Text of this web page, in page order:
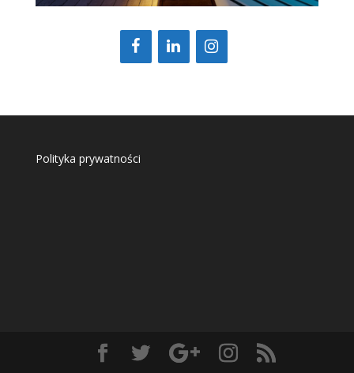
Polityka prywatności